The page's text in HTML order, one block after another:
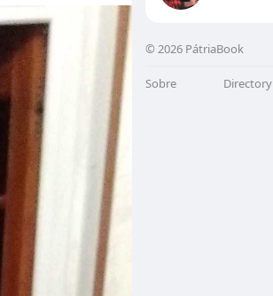
© 2026 PátriaBook
Sobre Directory